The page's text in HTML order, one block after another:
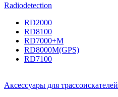
Radiodetection
RD2000
RD8100
RD7000+M
RD8000M(GPS)
RD7100
Аксессуары для трассоискателей